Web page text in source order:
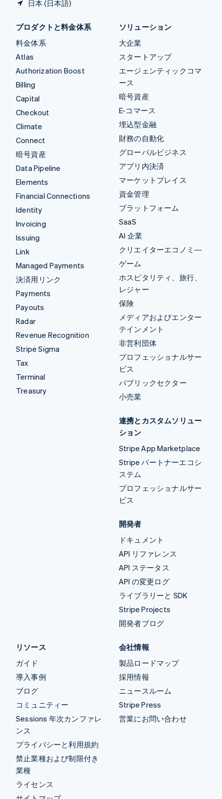
日本 (日本語)
プロダクトと料金体系
料金体系
Atlas
Authorization Boost
Billing
Capital
Checkout
Climate
Connect
暗号資産
Data Pipeline
Elements
Financial Connections
Identity
Invoicing
Issuing
Link
Managed Payments
決済用リンク
Payments
Payouts
Radar
Revenue Recognition
Stripe Sigma
Tax
Terminal
Treasury
ソリューション
大企業
スタートアップ
エージェンティックコマ
ース
暗号資産
E-コマース
埋込型金融
財務の自動化
グローバルビジネス
アプリ内決済
マーケットプレイス
資金管理
プラットフォーム
SaaS
AI 企業
クリエイターエコノミ―
ゲーム
ホスピタリティ、旅行、
レジャー
保険
メディアおよびエンター
テインメント
非営利団体
プロフェッショナルサー
ビス
パブリックセクター
小売業
連携とカスタムソリュー
ション
Stripe App Marketplace
Stripe パートナーエコシ
ステム
プロフェッショナルサー
ビス
開発者
ドキュメント
API リファレンス
API ステータス
API の変更ログ
ライブラリーと SDK
Stripe Projects
開発者ブログ
リソース
ガイド
導入事例
ブログ
コミュニティー
Sessions 年次カンファレ
ンス
プライバシーと利用規約
禁止業種および制限付き
業種
ライセンス
会社情報
製品ロードマップ
採用情報
ニュースルーム
Stripe Press
営業にお問い合わせ